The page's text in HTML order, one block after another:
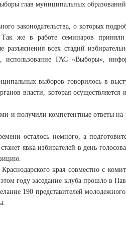
глав муниципальных
законодательства, о которых
Так же в работе семинаров
всех стадий
использование ГАС «Выборы»,
выборов говорилось в
власти, которая осуществляется
и получили компетентные ответы
осталось немного, а
явка избирателей в день
края совместно с
году заседание клуба прошло в
190 представителей